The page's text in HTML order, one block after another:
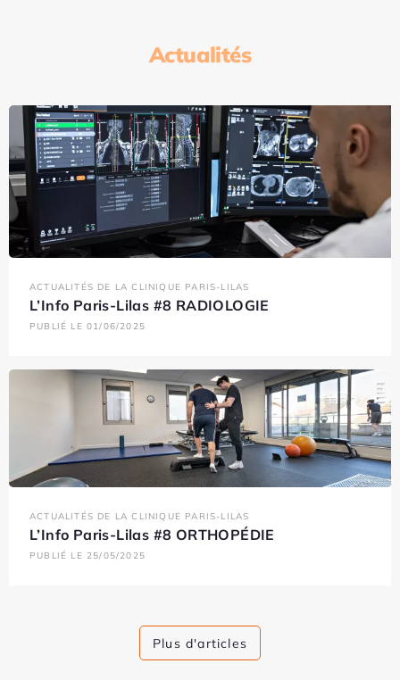
Actualités
ACTUALITÉS DE LA CLINIQUE PARIS-LILAS
L’Info Paris-Lilas #8 RADIOLOGIE
PUBLIÉ LE 01/06/2025
ACTUALITÉS DE LA CLINIQUE PARIS-LILAS
L’Info Paris-Lilas #8 ORTHOPÉDIE
PUBLIÉ LE 25/05/2025
Plus d'articles